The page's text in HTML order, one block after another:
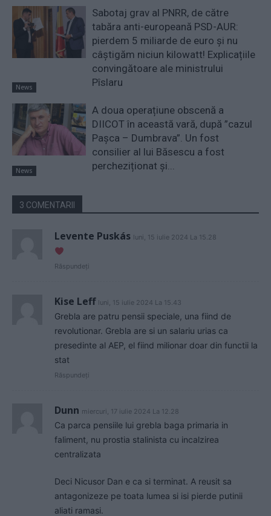
News
Sabotaj grav al PNRR, de către
tabăra anti-europeană PSD-AUR:
pierdem 5 miliarde de euro și nu
câștigăm niciun kilowatt! Explicațiile
convingătoare ale ministrului
Pîslaru
News
A doua operațiune obscenă a
DIICOT în această vară, după ”cazul
Pașca – Dumbrava”. Un fost
consilier al lui Băsescu a fost
percheziționat și...
3 COMENTARII
Levente Puskás luni, 15 iulie 2024 La 15.28
Răspundeți
Kise Leff luni, 15 iulie 2024 La 15.43
Grebla are patru pensii speciale, una fiind de
revolutionar. Grebla are si un salariu urias ca
presedinte al AEP, el fiind milionar doar din functii la
stat
Răspundeți
Dunn miercuri, 17 iulie 2024 La 12.28
Ca parca pensiile lui grebla baga primaria in
faliment, nu prostia stalinista cu incalzirea
centralizata
Deci Nicusor Dan e ca si terminat. A reusit sa
antagonizeze pe toata lumea si isi pierde putinii
aliati ramasi.